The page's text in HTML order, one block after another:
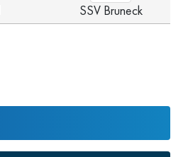
SSV Bruneck